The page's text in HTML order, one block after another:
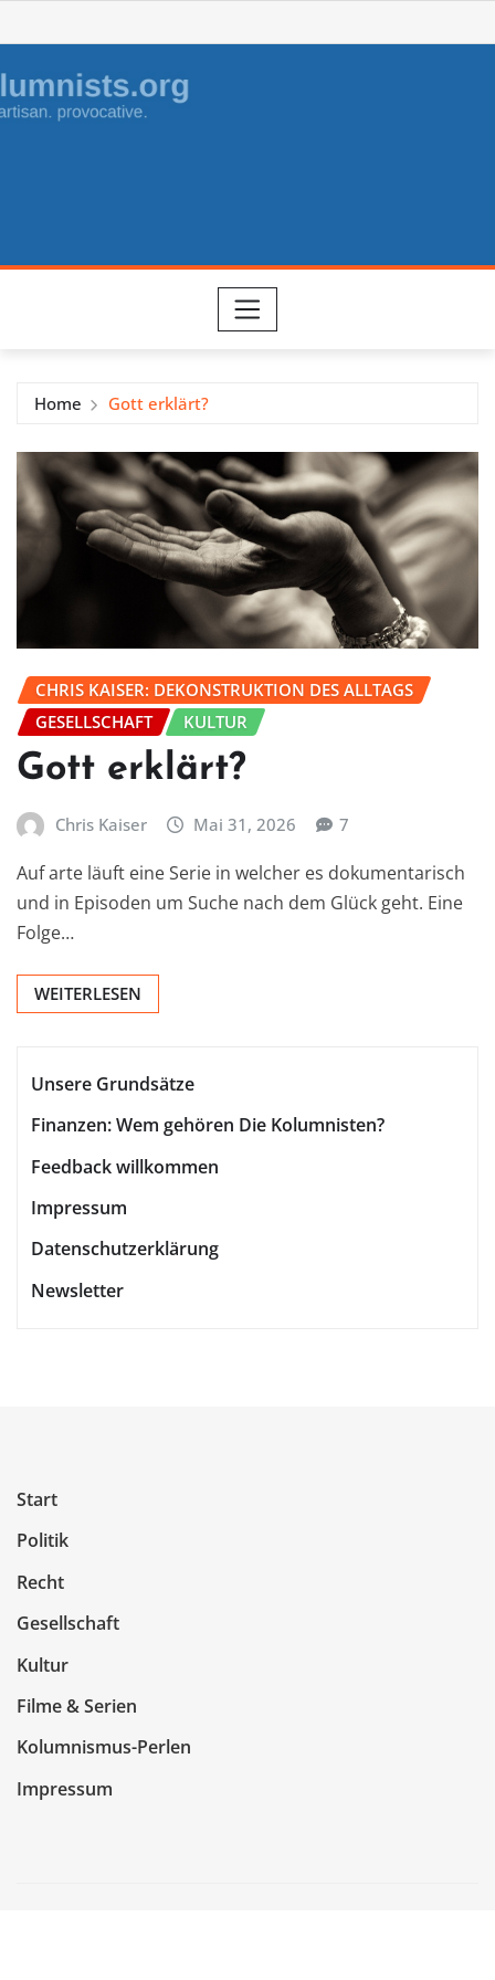
to
content
Home Gott erklärt?
CHRIS KAISER: DEKONSTRUKTION DES ALLTAGS
GESELLSCHAFT
KULTUR
Gott erklärt?
Chris Kaiser Mai 31, 2026 7
Auf arte läuft eine Serie in welcher es dokumentarisch
und in Episoden um Suche nach dem Glück geht. Eine
Folge…
WEITERLESEN
Unsere Grundsätze
Finanzen: Wem gehören Die Kolumnisten?
Feedback willkommen
Impressum
Datenschutzerklärung
Newsletter
Start
Politik
Recht
Gesellschaft
Kultur
Filme & Serien
Kolumnismus-Perlen
Impressum